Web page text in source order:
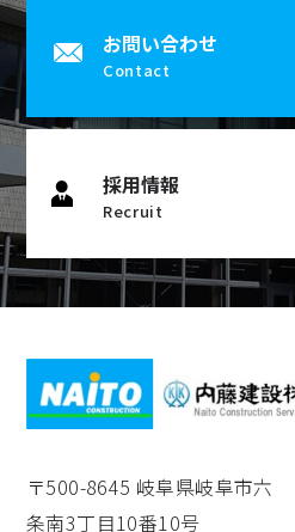
お問い合わせ
Contact
採用情報
Recruit
〒500-8645 岐阜県岐阜市六
条南3丁目10番10号